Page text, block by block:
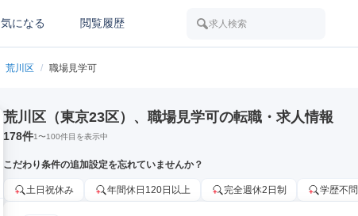
気になる 閲覧履歴 求人検索
荒川区 / 職場見学可
荒川区（東京23区）、職場見学可の転職・求人情報
178件1〜100件目を表示中
こだわり条件の追加設定を忘れていませんか？
土日祝休み 年間休日120日以上 完全週休2日制 学歴不問